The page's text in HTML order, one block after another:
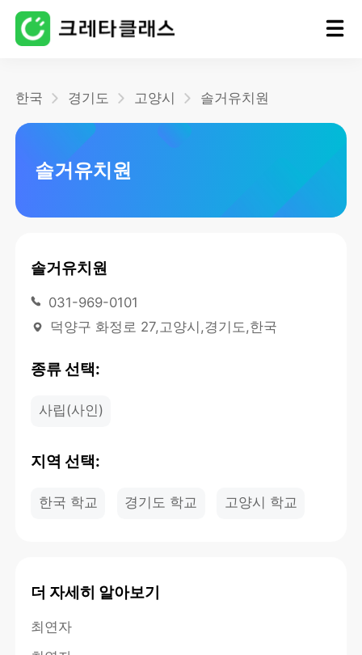
한국 경기도 고양시 솔거유치원
솔거유치원
솔거유치원
031-969-0101
덕양구 화정로 27,고양시,경기도,한국
종류 선택:
사립(사인)
지역 선택:
한국 학교 경기도 학교 고양시 학교
더 자세히 알아보기
최연자